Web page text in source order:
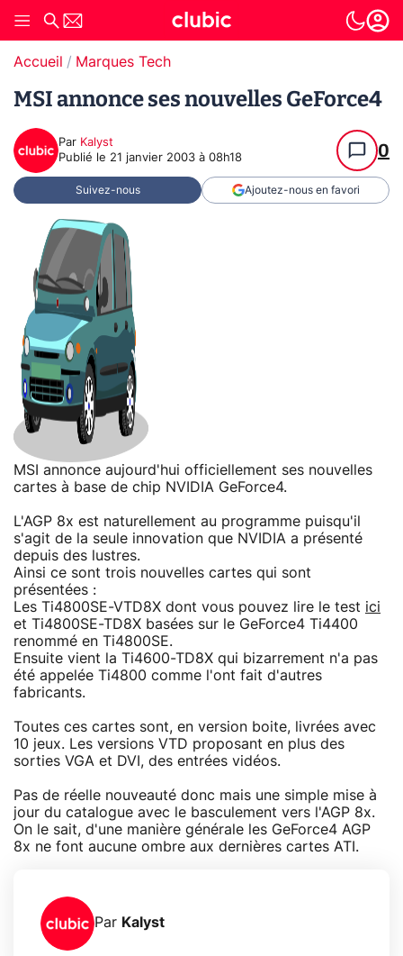
Accueil Marques Tech
MSI annonce ses nouvelles GeForce4
Par Kalyst
Publié le 21 janvier 2003 à 08h18 0
Suivez-nous Ajoutez-nous en favori
MSI annonce aujourd'hui officiellement ses nouvelles
cartes à base de chip NVIDIA GeForce4.
L'AGP 8x est naturellement au programme puisqu'il
s'agit de la seule innovation que NVIDIA a présenté
depuis des lustres.
Ainsi ce sont trois nouvelles cartes qui sont
présentées :
Les Ti4800SE-VTD8X dont vous pouvez lire le test ici
et Ti4800SE-TD8X basées sur le GeForce4 Ti4400
renommé en Ti4800SE.
Ensuite vient la Ti4600-TD8X qui bizarrement n'a pas
été appelée Ti4800 comme l'ont fait d'autres
fabricants.
Toutes ces cartes sont, en version boite, livrées avec
10 jeux. Les versions VTD proposant en plus des
sorties VGA et DVI, des entrées vidéos.
Pas de réelle nouveauté donc mais une simple mise à
jour du catalogue avec le basculement vers l'AGP 8x.
On le sait, d'une manière générale les GeForce4 AGP
8x ne font aucune ombre aux dernières cartes ATI.
Par Kalyst